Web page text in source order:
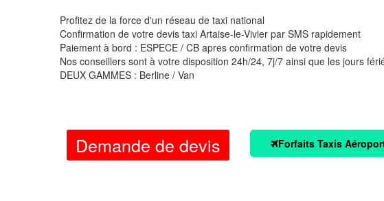
Profitez de la force d'un réseau de taxi national
Confirmation de votre devis taxi Artaise-le-Vivier par SMS rapidement
Paiement à bord : ESPECE / CB apres confirmation de votre devis
Nos conseillers sont à votre disposition 24h/24, 7j/7 ainsi que les jours
DEUX GAMMES : Berline / Van
Demande de devis Forfaits Taxis